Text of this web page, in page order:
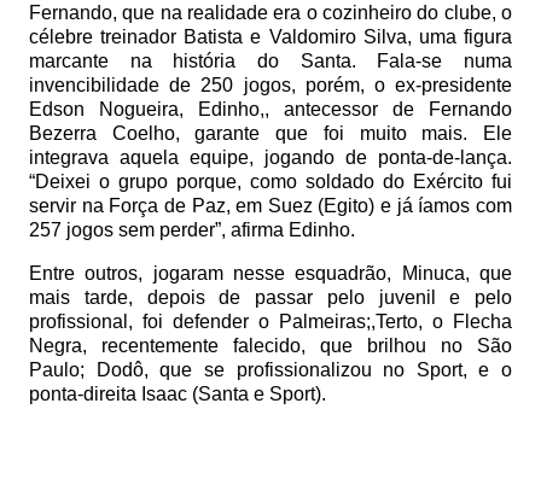
Fernando, que na realidade era o cozinheiro do clube, o
célebre treinador Batista e Valdomiro Silva, uma figura
marcante na história do Santa. Fala-se numa
invencibilidade de 250 jogos, porém, o ex-presidente
Edson Nogueira, Edinho,, antecessor de Fernando
Bezerra Coelho, garante que foi muito mais. Ele
integrava aquela equipe, jogando de ponta-de-lança.
“Deixei o grupo porque, como soldado do Exército fui
servir na Força de Paz, em Suez (Egito) e já íamos com
257 jogos sem perder”, afirma Edinho.
Entre outros, jogaram nesse esquadrão, Minuca, que
mais tarde, depois de passar pelo juvenil e pelo
profissional, foi defender o Palmeiras;,Terto, o Flecha
Negra, recentemente falecido, que brilhou no São
Paulo; Dodô, que se profissionalizou no Sport, e o
ponta-direita Isaac (Santa e Sport).